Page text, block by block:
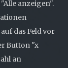
anzeigen".
das Feld vor
Button "x
an